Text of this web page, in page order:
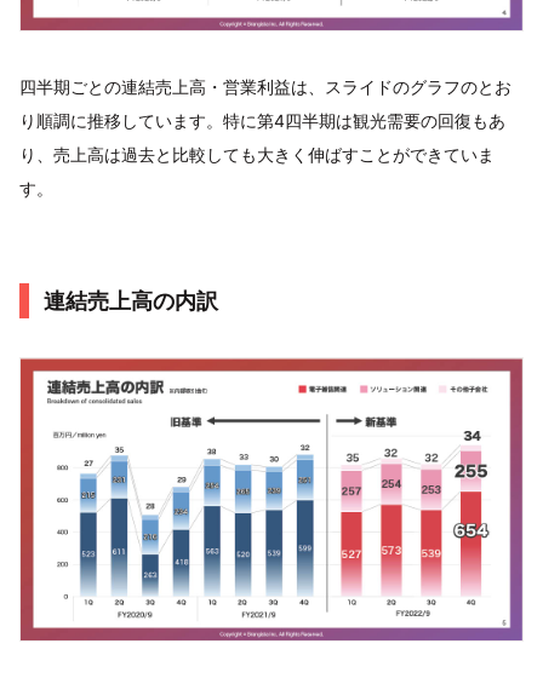
四半期ごとの連結売上高・営業利益は、スライドのグラフのとお
り順調に推移しています。特に第4四半期は観光需要の回復もあ
り、売上高は過去と比較しても大きく伸ばすことができていま
す。
連結売上高の内訳